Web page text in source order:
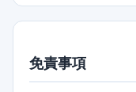
免責事項